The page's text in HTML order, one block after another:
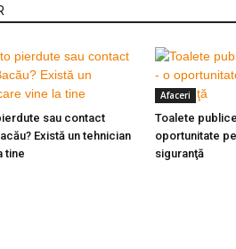
sau contact
Există un tehnician
tine
Afaceri
Toalete
oportunitate
siguranţă